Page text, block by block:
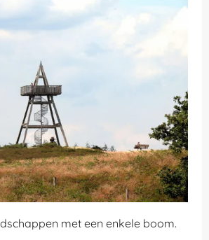
met een enkele boom.